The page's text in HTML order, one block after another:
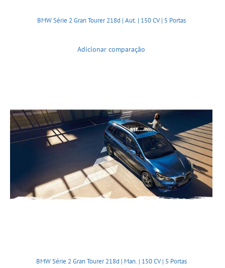
BMW Série 2 Gran Tourer 218d | Aut. | 150 CV | 5 Portas
Adicionar comparação
BMW Série 2 Gran Tourer 218d | Man. | 150 CV | 5 Portas